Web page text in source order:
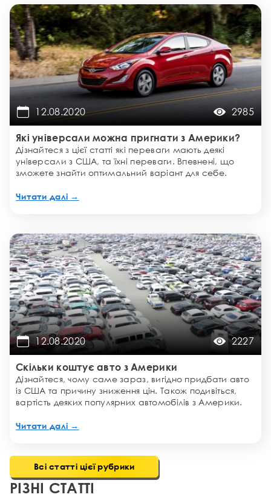
12.08.2020 2985
Які універсали можна пригнати з Америки?
Дізнайтеся з цієї статті які переваги мають деякі
універсали з США, та їхні переваги. Впевнені, що
зможете знайти оптимальний варіант для себе.
Читати далі →
12.08.2020 2227
Скільки коштує авто з Америки
Дізнайтеся, чому саме зараз, вигідно придбати авто
із США та причину зниження цін. Також подивіться,
вартість деяких популярних автомобілів з Америки.
Читати далі →
Всі статті цієї рубрики
РІЗНІ СТАТТІ